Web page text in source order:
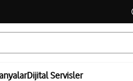
Dijital Servisler